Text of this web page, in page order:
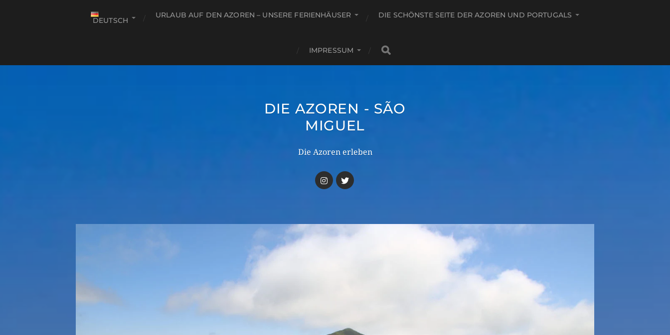
DEUTSCH
URLAUB AUF DEN AZOREN – UNSERE FERIENHÄUSER DIE SCHÖNSTE SEITE DER AZOREN UND PORTUGALS
IMPRESSUM
DIE AZOREN - SÃO
MIGUEL
Die Azoren erleben